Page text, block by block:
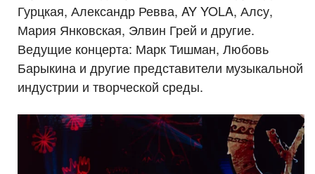
Гурцкая, Александр Ревва, AY YOLA, Алсу,
Мария Янковская, Элвин Грей и другие.
Ведущие концерта: Марк Тишман, Любовь
Барыкина и другие представители музыкальной
индустрии и творческой среды.